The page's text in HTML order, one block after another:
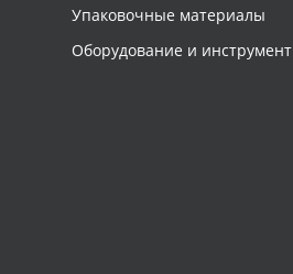
Упаковочные материалы
Оборудование и инструмент